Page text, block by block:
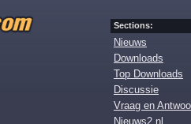
Sections:
Nieuws
Downloads
Top Downloads
Discussie
Vraag en
Nieuws2.nl